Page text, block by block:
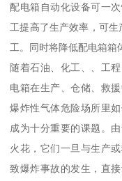
配电箱自动化设备可一
工提高了生产效率，可生
工。同时将降低配电箱箱
随着石油、化工、、工
电箱在生产、仓储、救
爆炸性气体危险场所里
成为十分重要的课题。
火花，它们一旦与生产
致爆炸事故的发生，直